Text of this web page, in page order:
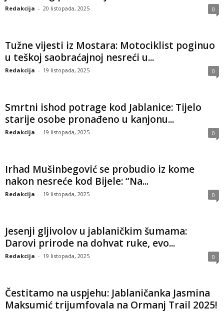
Redakcija - 20 listopada, 2025 0
Tužne vijesti iz Mostara: Motociklist poginuo
u teškoj saobraćajnoj nesreći u...
Redakcija - 19 listopada, 2025 0
Smrtni ishod potrage kod Jablanice: Tijelo
starije osobe pronađeno u kanjonu...
Redakcija - 19 listopada, 2025 0
Irhad Mušinbegović se probudio iz kome
nakon nesreće kod Bijele: “Na...
Redakcija - 19 listopada, 2025 0
Jesenji gljivolov u jablaničkim šumama:
Darovi prirode na dohvat ruke, evo...
Redakcija - 19 listopada, 2025 0
Čestitamo na uspjehu: Jablaničanka Jasmina
Maksumić trijumfovala na Ormanj Trail 2025!